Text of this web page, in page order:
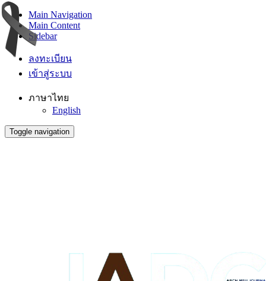
Main Navigation
Main Content
Sidebar
ลงทะเบียน
เข้าสู่ระบบ
ภาษาไทย
English
Toggle navigation